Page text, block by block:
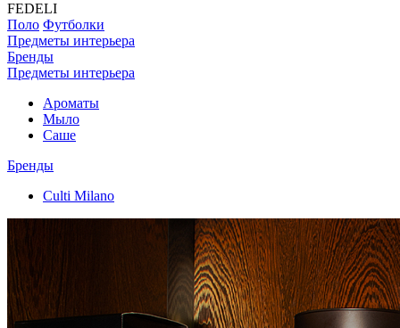
FEDELI
Поло Футболки
Предметы интерьера
Бренды
Предметы интерьера
Ароматы
Мыло
Саше
Бренды
Culti Milano